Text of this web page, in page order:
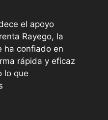
el apoyo
Rayego, la
ha confiado en
rápida y eficaz
lo que